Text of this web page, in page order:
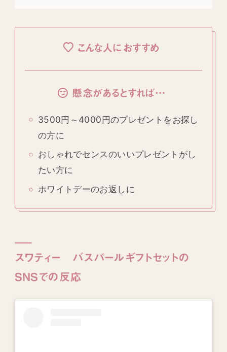
こんな人におすすめ
懸念があるとすれば…
3500円～4000円のプレゼントをお探し
の方に
おしゃれでセンスのいいプレゼントがし
たい方に
ホワイトデーのお返しに
スワティー バスパールギフトセットの
SNSでの反応